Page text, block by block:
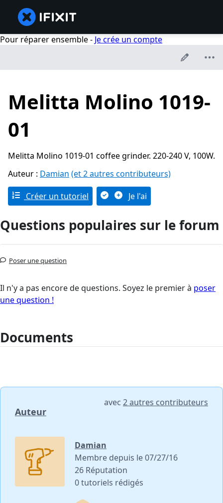
Pour réparer ensemble - Je crée un compte
Melitta Molino 1019-
01
Melitta Molino 1019-01 coffee grinder. 220-240 V, 100W.
Auteur : Damian (et 2 autres contributeurs)
Créer un tutoriel Je l'ai
Questions populaires sur le forum
Poser une question
Il n'y a pas encore de questions. Soyez le premier à poser
une question !
Documents
Auteur
avec 2 autres contributeurs
Damian
Membre depuis le 07/27/16
26 Réputation
0 tutoriels rédigés